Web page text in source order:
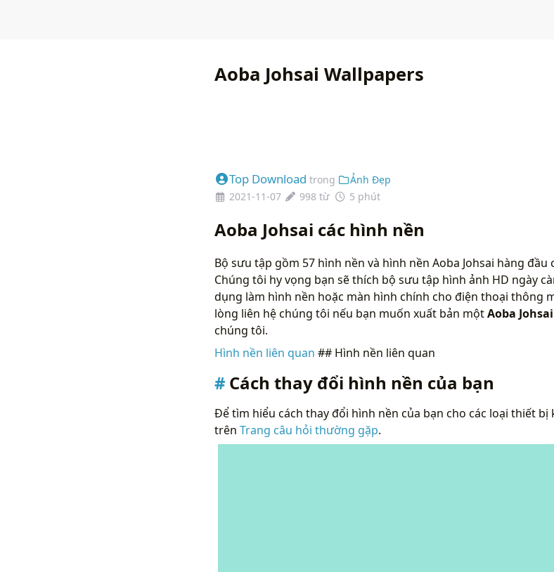
Aoba Johsai Wallpapers
Top Download trong
Ảnh Đẹp
2021-11-07
998 từ 5 phút
Aoba Johsai các hình nền
Bộ sưu tập gồm 57 hình nền và hình nền Aoba Johsai hàng
Chúng tôi hy vọng bạn sẽ thích bộ sưu tập hình ảnh HD ngày
dụng làm hình nền hoặc màn hình chính cho điện thoại thông
lòng liên hệ chúng tôi nếu bạn muốn xuất bản mộtAoba Johsai
chúng tôi.
Hình nền liên quan ## Hình nền liên quan
Cách thay đổi hình nền của bạn
Để tìm hiểu cách thay đổi hình nền của bạn cho các loại thiết bị
trên Trang câu hỏi thường gặp.